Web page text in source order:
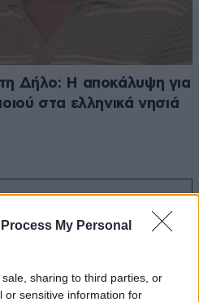
My Personal
sharing to third parties, or
or sensitive information for
Δήλο: Η αποκάλυψη για
στα ελληνικά νησιά
όλες τις ειδήσεις